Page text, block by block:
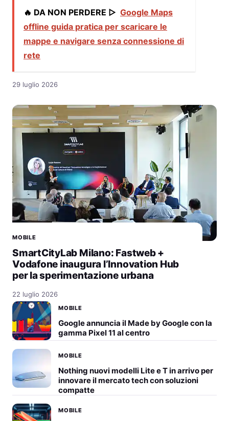
🔥 DA NON PERDERE ▷ Google Maps
offline guida pratica per scaricare le
mappe e navigare senza connessione di
rete
29 luglio 2026
MOBILE
SmartCityLab Milano: Fastweb +
Vodafone inaugura l’Innovation Hub
per la sperimentazione urbana
22 luglio 2026
MOBILE
Google annuncia il Made by Google con la
gamma Pixel 11 al centro
MOBILE
Nothing nuovi modelli Lite e T in arrivo per
innovare il mercato tech con soluzioni
compatte
MOBILE